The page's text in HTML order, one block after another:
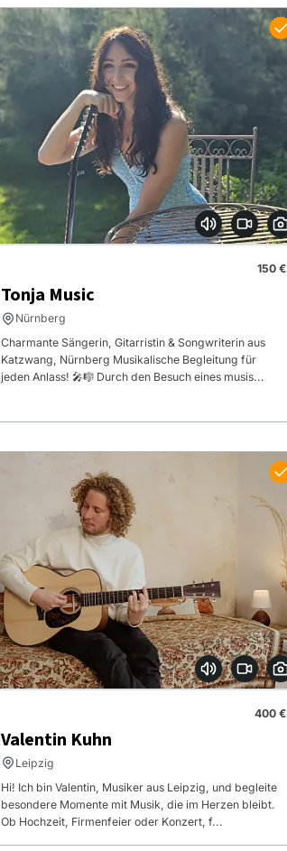
150 €
Tonja Music
Nürnberg
Charmante Sängerin, Gitarristin & Songwriterin aus
Katzwang, Nürnberg Musikalische Begleitung für
jeden Anlass! 🎤🎼 Durch den Besuch eines musis...
400 €
Valentin Kuhn
Leipzig
Hi! Ich bin Valentin, Musiker aus Leipzig, und begleite
besondere Momente mit Musik, die im Herzen bleibt.
Ob Hochzeit, Firmenfeier oder Konzert, f...